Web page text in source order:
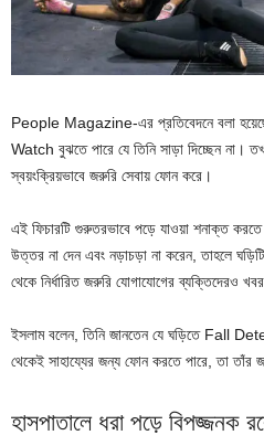
People Magazine-এর প্রতিবেদনে বলা
Watch বুঝতে পারে যে তিনি সাড়া দিচ্ছেন
স্বয়ংক্রিয়ভাবে জরুরি সেবায় ফোন করে।
এই ফিচারটি গুরুতরভাবে পড়ে যাওয়া শনাক্ত করতে
উত্তর না দেন এবং নড়াচড়া না করেন, তাহলে
থেকে নির্ধারিত জরুরি যোগাযোগের ব্যক্তিদেরও
ইসলাম বলেন, তিনি জানতেন যে ঘড়িতে Fall
থেকেই সাহায্যের জন্য ফোন করতে পারে, তা তাঁর
হাসপাতালে ধরা পড়ে বিপজ্জনক